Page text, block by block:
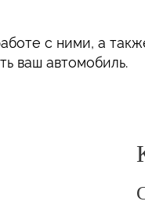
с ними, а
ваш автомобиль.